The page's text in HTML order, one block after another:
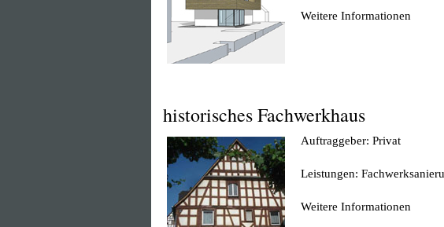
Weitere Informationen
historisches Fachwerkhaus
Auftraggeber: Privat
Leistungen:
Weitere Informationen